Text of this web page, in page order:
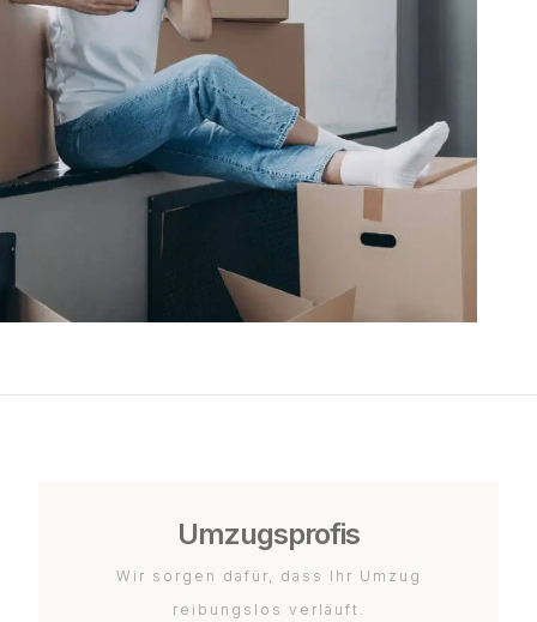
Umzugsprofis
Wir sorgen dafür, dass Ihr Umzug
reibungslos verläuft.